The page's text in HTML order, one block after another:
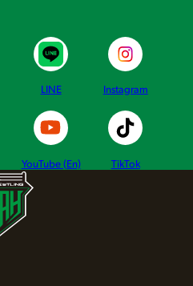
LINE Instagram
YouTube (En) TikTok